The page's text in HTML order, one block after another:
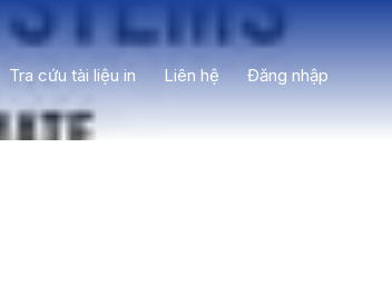
Tra cứu tài liệu in Liên hệ Đăng nhập